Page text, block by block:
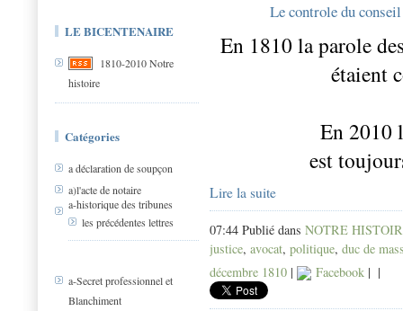
LE BICENTENAIRE
1810-2010 Notre
histoire
Catégories
a déclaration de soupçon
a)l'acte de notaire
a-historique des tribunes
les précédentes lettres
a-Secret professionnel et
Blanchiment
Le controle du
En 1810 la parole
étaient
En 2010
est
Lire la suite
07:44 Publié dans NOTRE
justice, avocat, politique, duc de
décembre 1810 | Facebook | |